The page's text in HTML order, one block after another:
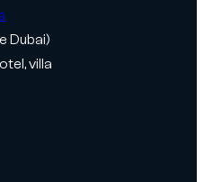
Dubai)
villa